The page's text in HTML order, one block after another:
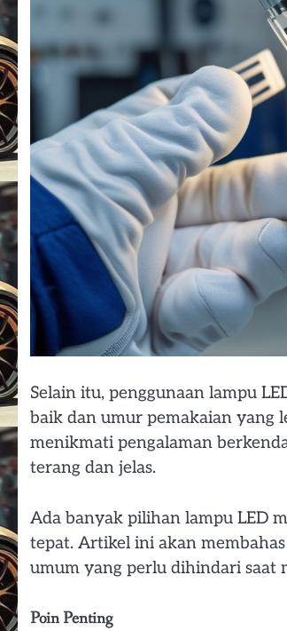
Selain itu, penggunaan lampu
baik dan umur pemakaian yang
menikmati pengalaman
terang dan jelas.
Ada banyak pilihan lampu LED
tepat. Artikel ini akan
umum yang perlu dihindari saat
Poin Penting